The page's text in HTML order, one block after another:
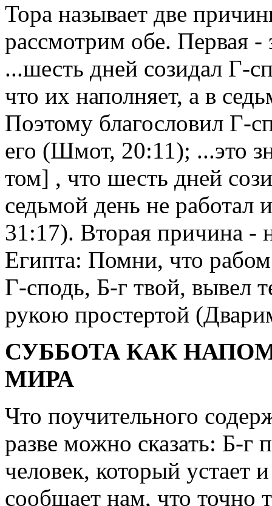
Тора называет две
рассмотрим обе. Первая -
...шесть дней созидал Г-
что их наполняет, а в
Поэтому благословил Г-
его (Шмот, 20:11); ...это
том] , что шесть дней
седьмой день не
31:17). Вторая причина -
Египта: Помни, что
Г-сподь, Б-г твой, вывел
рукою простертой
СУББОТА КАК
МИРА
Что поучительного
разве можно сказать: Б-г
человек, который устает
сообщает нам, что точно